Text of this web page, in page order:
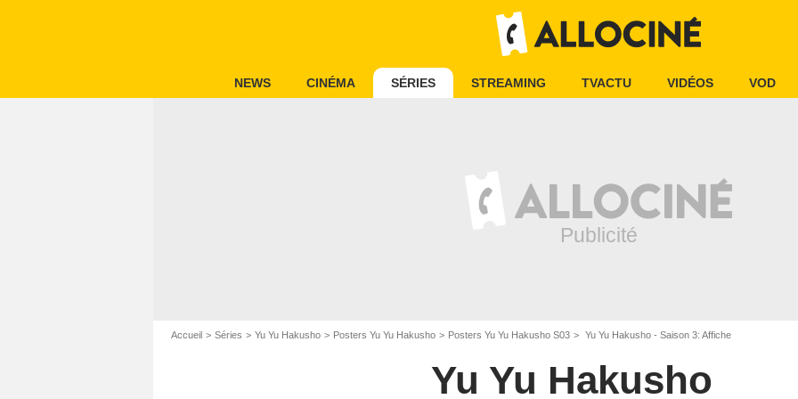
NEWS CINÉMA SÉRIES STREAMING TVACTU VIDÉOS VOD
Accueil Séries Yu Yu Hakusho Posters Yu Yu Hakusho Posters Yu Yu Hakusho S03 Yu Yu Hakusho - Saison 3: Affiche
Yu Yu Hakusho